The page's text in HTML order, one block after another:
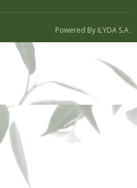
Powered By ILYDA S.A.